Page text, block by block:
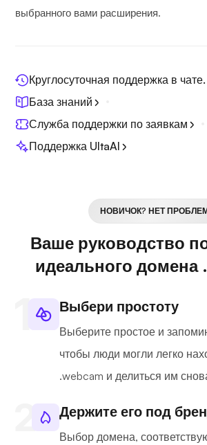
выбранного вами расширения.
Круглосуточная поддержка в чате.
База знаний
Служба поддержки по заявкам
Поддержка UltaAI
НОВИЧОК? НЕТ
Ваше руководство
идеального домена
Выбери простоту
Выберите простое и
чтобы люди могли легко
.webcam и делиться им
Держите его под
Выбор домена,